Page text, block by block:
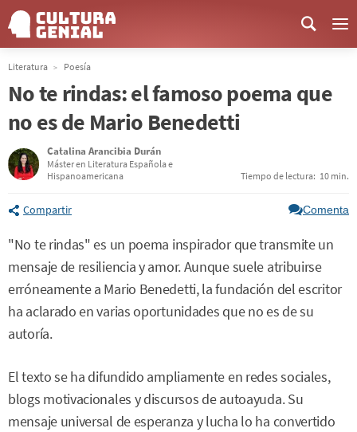
Literatura Poesía
No te rindas: el famoso poema que
no es de Mario Benedetti
Catalina Arancibia Durán
Máster en Literatura Española e
Hispanoamericana
Tiempo de lectura: 10 min.
Compartir Comenta
"No te rindas" es un poema inspirador que transmite un
mensaje de resiliencia y amor. Aunque suele atribuirse
erróneamente a Mario Benedetti, la fundación del escritor
ha aclarado en varias oportunidades que no es de su
autoría.
El texto se ha difundido ampliamente en redes sociales,
blogs motivacionales y discursos de autoayuda. Su
mensaje universal de esperanza y lucha lo ha convertido